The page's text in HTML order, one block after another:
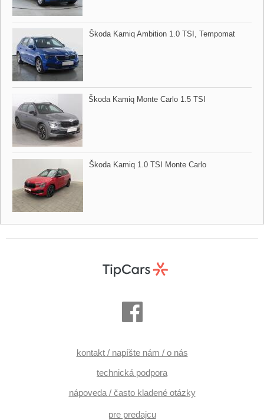
Škoda Kamiq Ambition 1.0 TSI,​ Tempomat
Škoda Kamiq Monte Carlo 1.5 TSI
Škoda Kamiq 1.0 TSI Monte Carlo
kontakt / napíšte nám / o nás
technická podpora
nápoveda / často kladené otázky
pre predajcu